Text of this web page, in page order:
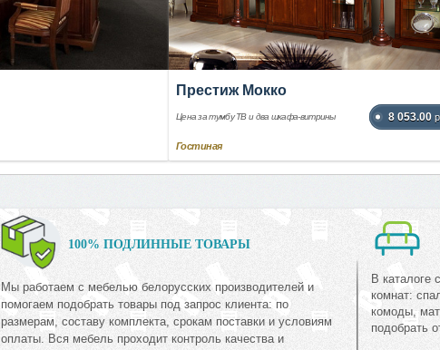
Престиж Мокко
Цена за тумбу ТВ и два шкафа-витрины 8 053.00
Гостиная
100% ПОДЛИННЫЕ ТОВАРЫ
Мы работаем с мебелью белорусских производителей и
помогаем подобрать товары под запрос клиента: по
размерам, составу комплекта, срокам поставки и условиям
оплаты. Вся мебель проходит контроль качества и
В каталоге
комнат:
комоды,
подобрать